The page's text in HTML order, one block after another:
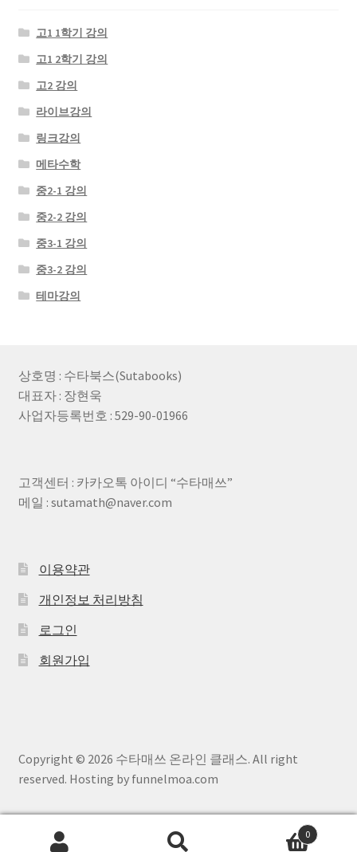
고1 1학기 강의
고1 2학기 강의
고2 강의
라이브강의
링크강의
메타수학
중2-1 강의
중2-2 강의
중3-1 강의
중3-2 강의
테마강의
상호명 : 수타북스(Sutabooks)
대표자 : 장현욱
사업자등록번호 : 529-90-01966
고객센터 : 카카오톡 아이디 “수타매쓰”
메일 : sutamath@naver.com
이용약관
개인정보 처리방침
로그인
회원가입
Copyright © 2026 수타매쓰 온라인 클래스. All right
reserved. Hosting by funnelmoa.com
0